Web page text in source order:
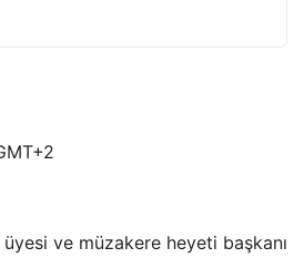
ve müzakere heyeti başkanı